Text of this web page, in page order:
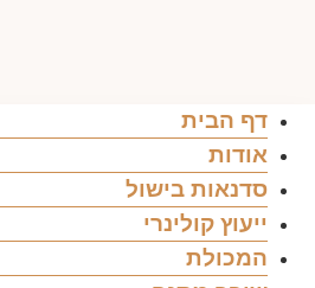
דף הבית
אודות
סדנאות בישול
ייעוץ קולינרי
המכולת